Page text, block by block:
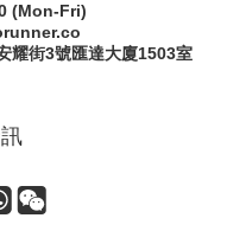
(Mon-Fri)
耀街3號匯達大廈1503室